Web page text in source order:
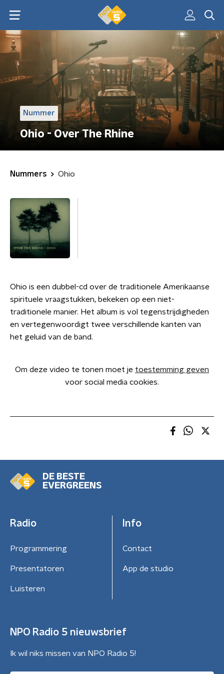
Nummer
Ohio - Over The Rhine
Nummers Ohio
Ohio is een dubbel-cd over de traditionele Amerikaanse
spirituele vraagstukken, bekeken op een niet-
traditionele manier. Het album is vol tegenstrijdigheden
en vertegenwoordigt twee verschillende kanten van
het geluid van de band.
Om deze video te tonen moet je toestemming geven
voor social media cookies.
DE BESTE
EVERGREENS
Radio
Programmering
Presentatoren
Luisteren
Info
Contact
App de studio
NPO Radio 5 nieuwsbrief
Ik wil niks missen van NPO Radio 5!